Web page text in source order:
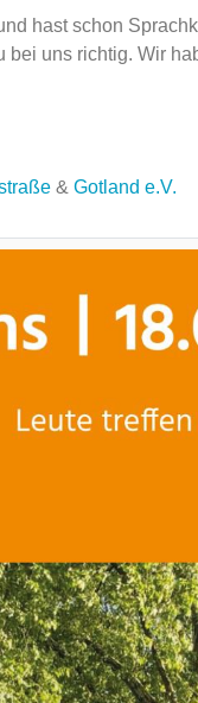
hast schon
uns richtig. Wir
& Gotland e.V.